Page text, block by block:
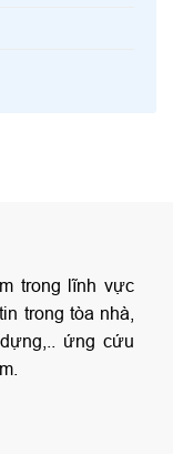
trong lĩnh vực
trong tòa nhà,
ứng cứu